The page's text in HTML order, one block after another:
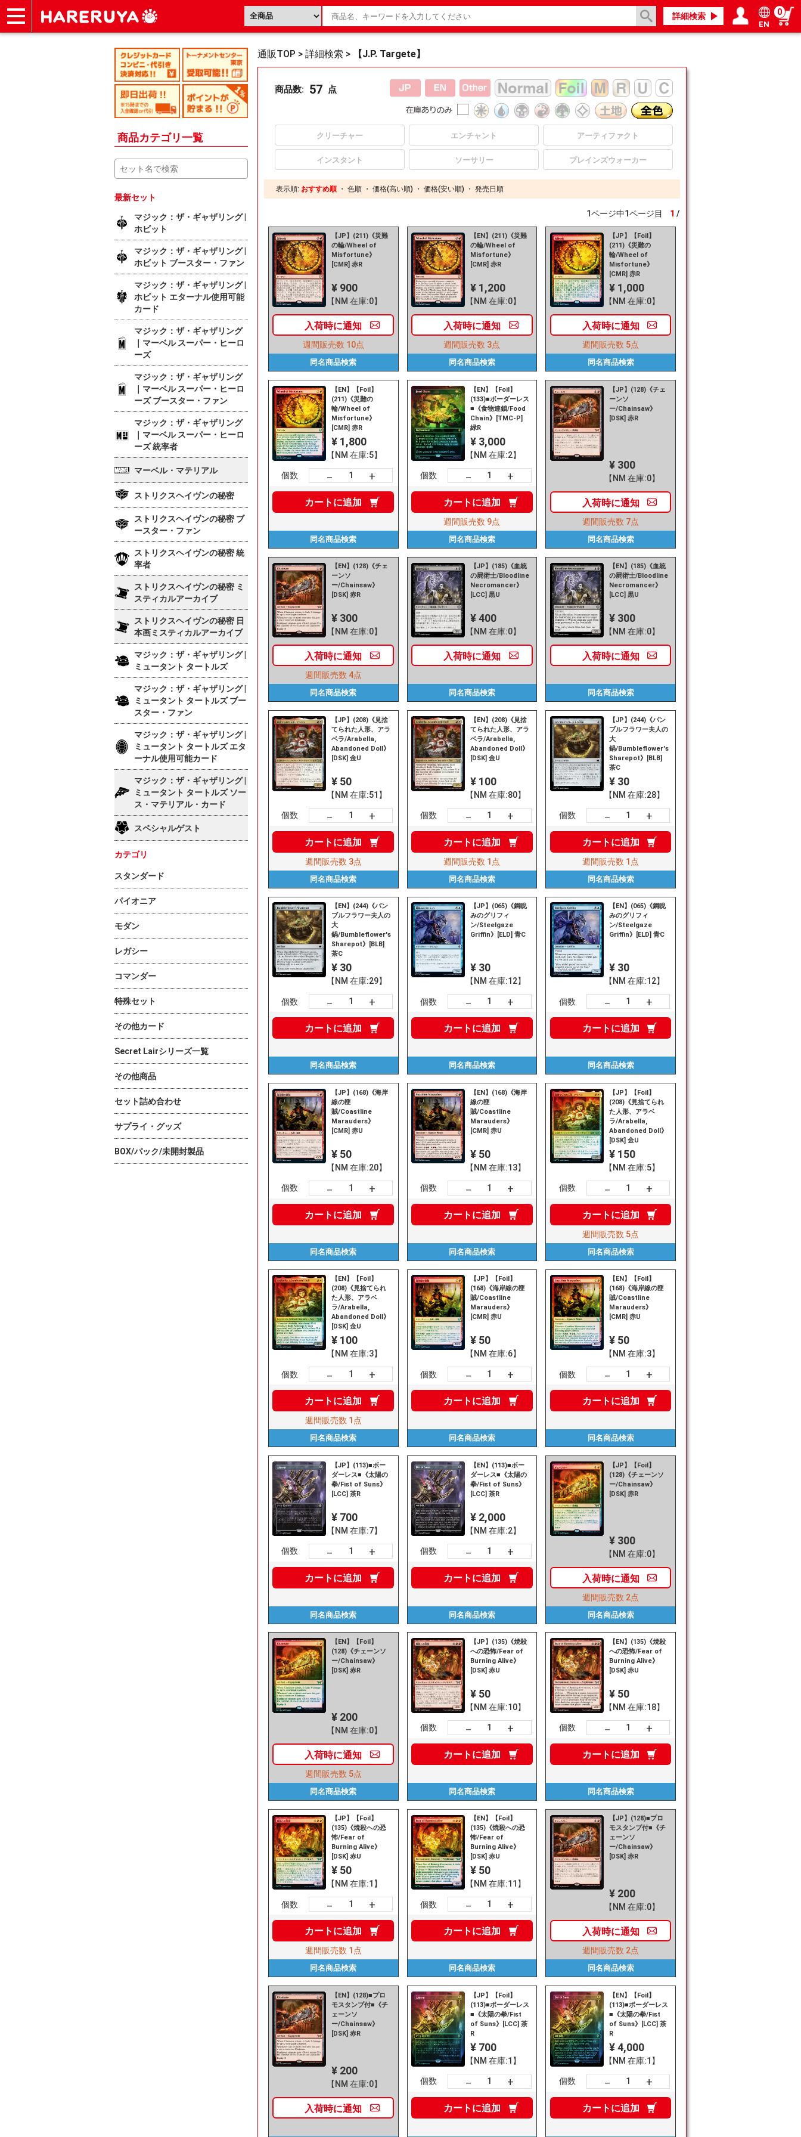
詳細検索
EN
0
商品カテゴリ一覧
通販TOP > 詳細検索 > 【J.P. Targete】
商品数: 57 点
クリーチャー エンチャント アーティファクト
インスタント ソーサリー プレインズウォーカー
表示順: おすすめ順 ・ 色順 ・ 価格(高い順) ・ 価格(安い順) ・ 発売日順
1ページ中1ページ目 1 /
【JP】(211)《災難
の輪/Wheel of
Misfortune》
[CMR] 赤R
¥ 900
【NM 在庫:0】
入荷時に通知
週間販売数 10点
同名商品検索
【EN】(211)《災難
の輪/Wheel of
Misfortune》
[CMR] 赤R
¥ 1,200
【NM 在庫:0】
入荷時に通知
週間販売数 3点
同名商品検索
【JP】【Foil】
(211)《災難の
輪/Wheel of
Misfortune》
[CMR] 赤R
¥ 1,000
【NM 在庫:0】
入荷時に通知
週間販売数 5点
同名商品検索
【EN】【Foil】
(211)《災難の
輪/Wheel of
Misfortune》
[CMR] 赤R
¥ 1,800
【NM 在庫:5】
個数 － +
カートに追加
同名商品検索
【EN】【Foil】
(133)■ボーダーレス
■《食物連鎖/Food
Chain》[TMC-P]
緑R
¥ 3,000
【NM 在庫:2】
個数 － +
カートに追加
週間販売数 9点
同名商品検索
【JP】(128)《チェ
ーンソ
ー/Chainsaw》
[DSK] 赤R
¥ 300
【NM 在庫:0】
入荷時に通知
週間販売数 7点
同名商品検索
【EN】(128)《チェ
ーンソ
ー/Chainsaw》
[DSK] 赤R
¥ 300
【NM 在庫:0】
入荷時に通知
週間販売数 4点
同名商品検索
【JP】(185)《血統
の屍術士/Bloodline
Necromancer》
[LCC] 黒U
¥ 400
【NM 在庫:0】
入荷時に通知
同名商品検索
【EN】(185)《血統
の屍術士/Bloodline
Necromancer》
[LCC] 黒U
¥ 300
【NM 在庫:0】
入荷時に通知
同名商品検索
【JP】(208)《見捨
てられた人形、アラ
ベラ/Arabella,
Abandoned Doll》
[DSK] 金U
¥ 50
【NM 在庫:51】
個数 － +
カートに追加
週間販売数 3点
同名商品検索
【EN】(208)《見捨
てられた人形、アラ
ベラ/Arabella,
Abandoned Doll》
[DSK] 金U
¥ 100
【NM 在庫:80】
個数 － +
カートに追加
週間販売数 1点
同名商品検索
【JP】(244)《バン
ブルフラワー夫人の
大
鍋/Bumbleflower's
Sharepot》[BLB]
茶C
¥ 30
【NM 在庫:28】
個数 － +
カートに追加
週間販売数 1点
同名商品検索
【EN】(244)《バン
ブルフラワー夫人の
大
鍋/Bumbleflower's
Sharepot》[BLB]
茶C
¥ 30
【NM 在庫:29】
個数 － +
カートに追加
同名商品検索
【JP】(065)《鋼睨
みのグリフィ
ン/Steelgaze
Griffin》[ELD] 青C
¥ 30
【NM 在庫:12】
個数 － +
カートに追加
同名商品検索
【EN】(065)《鋼睨
みのグリフィ
ン/Steelgaze
Griffin》[ELD] 青C
¥ 30
【NM 在庫:12】
個数 － +
カートに追加
同名商品検索
【JP】(168)《海岸
線の匪
賊/Coastline
Marauders》
[CMR] 赤U
¥ 50
【NM 在庫:20】
個数 － +
カートに追加
同名商品検索
【EN】(168)《海岸
線の匪
賊/Coastline
Marauders》
[CMR] 赤U
¥ 50
【NM 在庫:13】
個数 － +
カートに追加
同名商品検索
【JP】【Foil】
(208)《見捨てられ
た人形、アラベ
ラ/Arabella,
Abandoned Doll》
[DSK] 金U
¥ 150
【NM 在庫:5】
個数 － +
カートに追加
週間販売数 5点
同名商品検索
【EN】【Foil】
(208)《見捨てられ
た人形、アラベ
ラ/Arabella,
Abandoned Doll》
[DSK] 金U
¥ 100
【NM 在庫:3】
個数 － +
カートに追加
週間販売数 1点
同名商品検索
【JP】【Foil】
(168)《海岸線の匪
賊/Coastline
Marauders》
[CMR] 赤U
¥ 50
【NM 在庫:6】
個数 － +
カートに追加
同名商品検索
【EN】【Foil】
(168)《海岸線の匪
賊/Coastline
Marauders》
[CMR] 赤U
¥ 50
【NM 在庫:3】
個数 － +
カートに追加
同名商品検索
【JP】(113)■ボー
ダーレス■《太陽の
拳/Fist of Suns》
[LCC] 茶R
¥ 700
【NM 在庫:7】
個数 － +
カートに追加
同名商品検索
【EN】(113)■ボー
ダーレス■《太陽の
拳/Fist of Suns》
[LCC] 茶R
¥ 2,000
【NM 在庫:2】
個数 － +
カートに追加
同名商品検索
【JP】【Foil】
(128)《チェーンソ
ー/Chainsaw》
[DSK] 赤R
¥ 300
【NM 在庫:0】
入荷時に通知
週間販売数 2点
同名商品検索
【EN】【Foil】
(128)《チェーンソ
ー/Chainsaw》
[DSK] 赤R
¥ 200
【NM 在庫:0】
入荷時に通知
週間販売数 5点
同名商品検索
【JP】(135)《焼殺
への恐怖/Fear of
Burning Alive》
[DSK] 赤U
¥ 50
【NM 在庫:10】
個数 － +
カートに追加
同名商品検索
【EN】(135)《焼殺
への恐怖/Fear of
Burning Alive》
[DSK] 赤U
¥ 50
【NM 在庫:18】
個数 － +
カートに追加
同名商品検索
【JP】【Foil】
(135)《焼殺への恐
怖/Fear of
Burning Alive》
[DSK] 赤U
¥ 50
【NM 在庫:1】
個数 － +
カートに追加
週間販売数 1点
同名商品検索
【EN】【Foil】
(135)《焼殺への恐
怖/Fear of
Burning Alive》
[DSK] 赤U
¥ 50
【NM 在庫:11】
個数 － +
カートに追加
同名商品検索
【JP】(128)■プロ
モスタンプ付■《チ
ェーンソ
ー/Chainsaw》
[DSK] 赤R
¥ 200
【NM 在庫:0】
入荷時に通知
週間販売数 2点
同名商品検索
【EN】(128)■プロ
モスタンプ付■《チ
ェーンソ
ー/Chainsaw》
[DSK] 赤R
¥ 200
【NM 在庫:0】
入荷時に通知
【JP】【Foil】
(113)■ボーダーレス
■《太陽の拳/Fist
of Suns》[LCC] 茶
R
¥ 700
【NM 在庫:1】
個数 － +
カートに追加
【EN】【Foil】
(113)■ボーダーレス
■《太陽の拳/Fist
of Suns》[LCC] 茶
R
¥ 4,000
【NM 在庫:1】
個数 － +
カートに追加